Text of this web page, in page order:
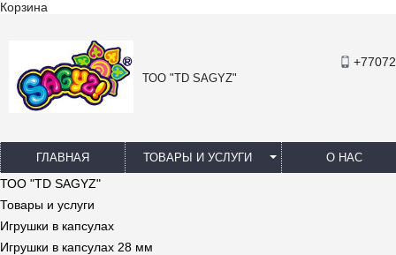
Корзина
ТОО "TD SAGYZ"
ГЛАВНАЯ ТОВАРЫ И УСЛУГИ О НАС
ТОО "TD SAGYZ"
Товары и услуги
Игрушки в капсулах
Игрушки в капсулах 28 мм